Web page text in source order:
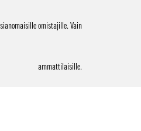
omistajille. Vain
ammattilaisille.